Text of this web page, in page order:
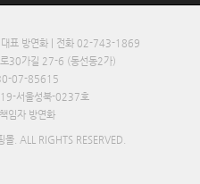
대표 방연화 | 전화 02-743-1869
로30가길 27-6 (동선동2가)
07-85615
서울성북-0237호
임자 방연화
. ALL RIGHTS RESERVED.